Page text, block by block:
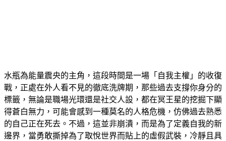
水瓶為能量震央的主角，這段時間是一場「自我主權」的收復
戰，正處在外人看不見的徹底洗牌期，那些過去支撐你身分的
標籤，無論是職場光環還是社交人設，都在冥王星的挖掘下顯
得蒼白無力，可能會感到一種莫名的人格危機，仿佛過去熟悉
的自己正在死去。不過，這並非崩潰，而是為了定義自我的新
邊界，當勇敢撕掉為了取悅世界而貼上的虛假武裝，冷靜且具